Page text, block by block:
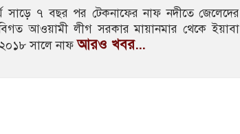
সাড়ে ৭ বছর পর টেকনাফের নাফ নদীতে জেলেদের
আওয়ামী লীগ সরকার মায়ানমার থেকে ইয়াবা
২০১৮ সালে নাফআরও খবর...